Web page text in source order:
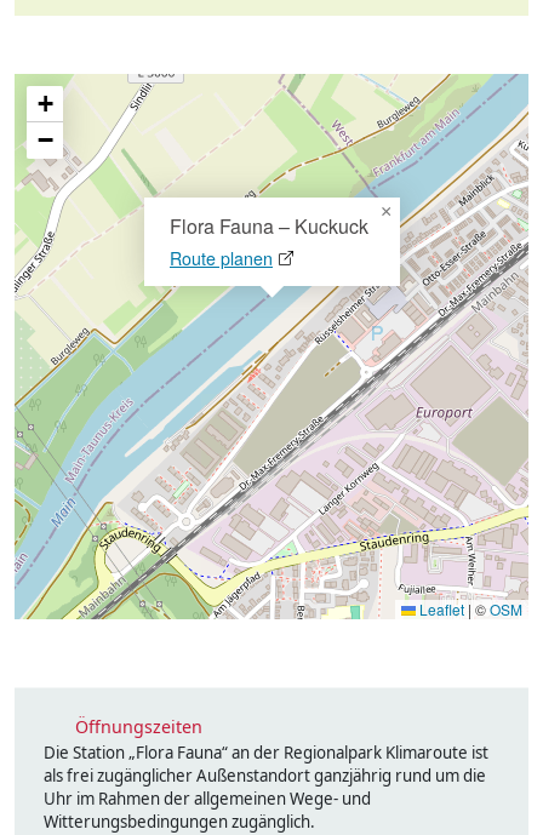
Flora Fauna – Kuckuck
Route planen
×
+
−
Leaflet | ©OSM
Öffnungszeiten
Die Station „Flora Fauna“ an der Regionalpark Klimaroute ist
als frei zugänglicher Außenstandort ganzjährig rund um die
Uhr im Rahmen der allgemeinen Wege- und
Witterungsbedingungen zugänglich.